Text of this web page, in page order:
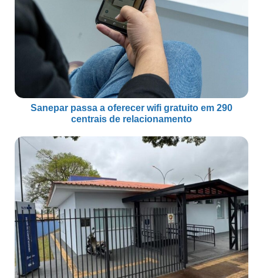
Sanepar passa a oferecer wifi gratuito em 290
centrais de relacionamento